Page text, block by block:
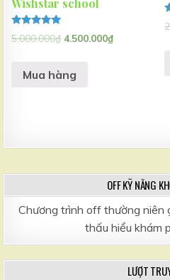
Wishstar school
Được xếp
hạng
5.000.000₫ 4.500.000₫
Mua hàng
OFF KỸ NĂNG
Chương trình off thường niên
thấu hiểu khám
LƯỢT